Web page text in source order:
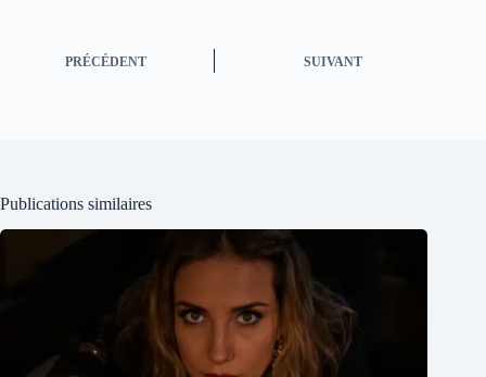
PRÉCÉDENT SUIVANT
Publications similaires